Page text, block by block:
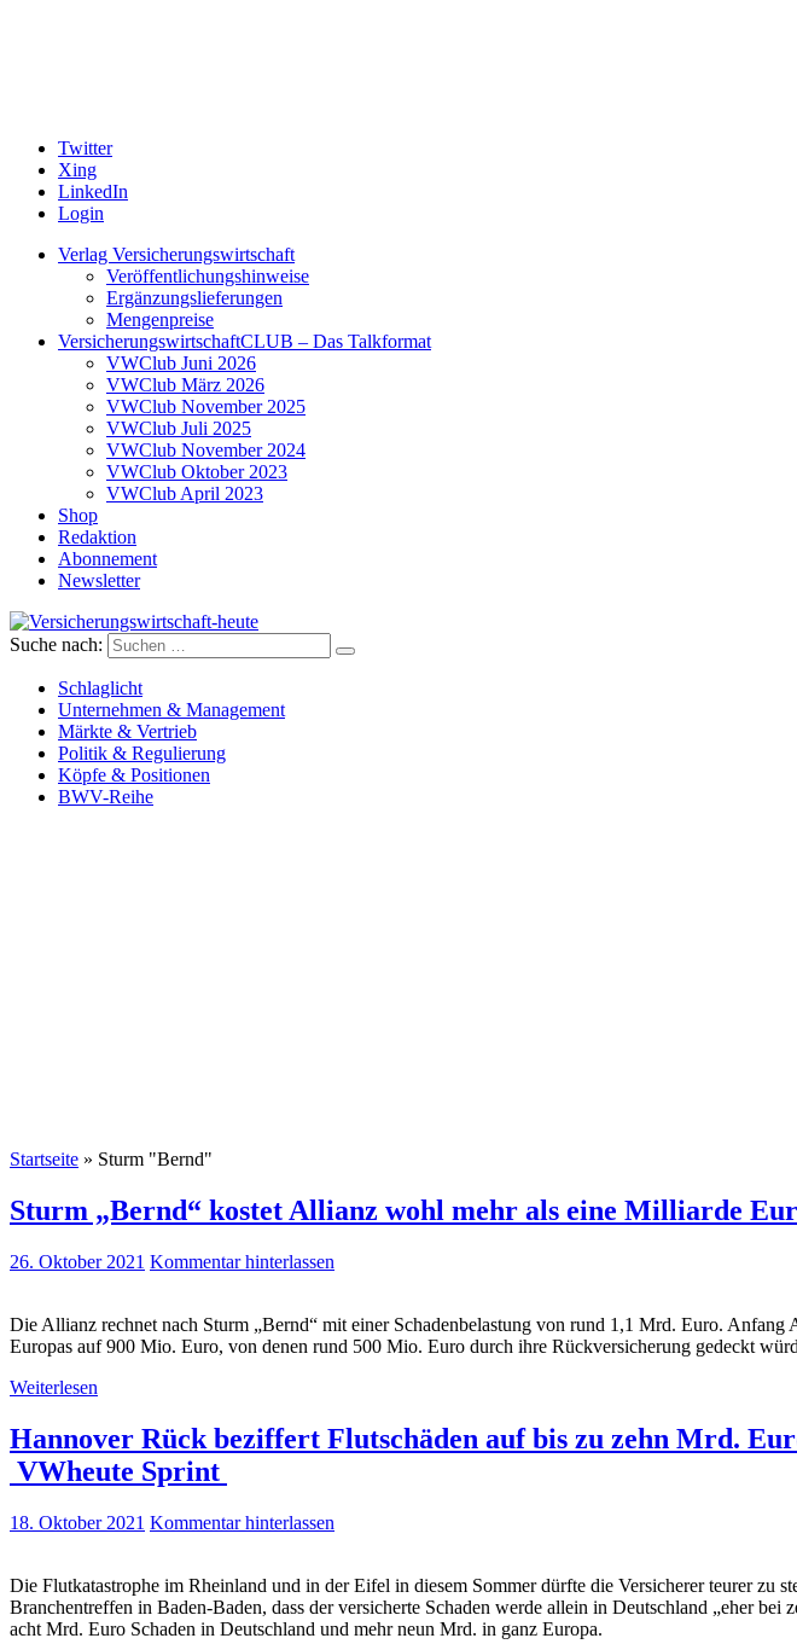
Twitter
Xing
LinkedIn
Login
Verlag Versicherungswirtschaft
Veröffentlichungshinweise
Ergänzungslieferungen
Mengenpreise
VersicherungswirtschaftCLUB – Das Talkformat
VWClub Juni 2026
VWClub März 2026
VWClub November 2025
VWClub Juli 2025
VWClub November 2024
VWClub Oktober 2023
VWClub April 2023
Shop
Redaktion
Abonnement
Newsletter
Versicherungswirtschaft-heute
Suche nach:
Schlaglicht
Unternehmen & Management
Märkte & Vertrieb
Politik & Regulierung
Köpfe & Positionen
BWV-Reihe
Startseite » Sturm "Bernd"
Sturm „Bernd“ kostet Allianz wohl mehr als eine Milliarde
26. Oktober 2021 Kommentar hinterlassen
Die Allianz rechnet nach Sturm „Bernd“ mit einer Schadenbelastung von rund 1,1 Mrd. Euro.
Europas auf 900 Mio. Euro, von denen rund 500 Mio. Euro durch ihre Rückversicherung gedeckt
Weiterlesen
Hannover Rück beziffert Flutschäden auf bis zu zehn Mrd.
VWheute Sprint
18. Oktober 2021 Kommentar hinterlassen
Die Flutkatastrophe im Rheinland und in der Eifel in diesem Sommer dürfte die Versicherer teurer zu
Branchentreffen in Baden-Baden, dass der versicherte Schaden werde allein in Deutschland „eher
acht Mrd. Euro Schaden in Deutschland und mehr neun Mrd. in ganz Europa.